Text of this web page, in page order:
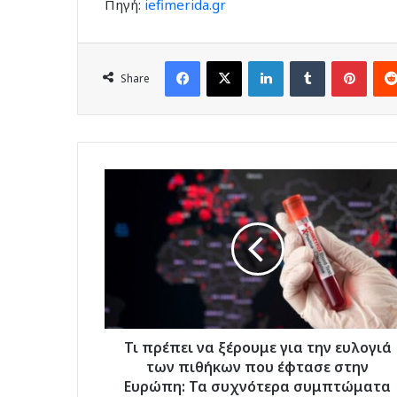
Πηγή: iefimerida.gr
Share
Facebook
X LinkedInTumblr
ξέρουμε
των
πιθήκων
που
στην
Τι πρέπει να ξέρουμε για την ευλογιά
των πιθήκων που έφτασε στην
Ευρώπη: Τα συχνότερα συμπτώματα